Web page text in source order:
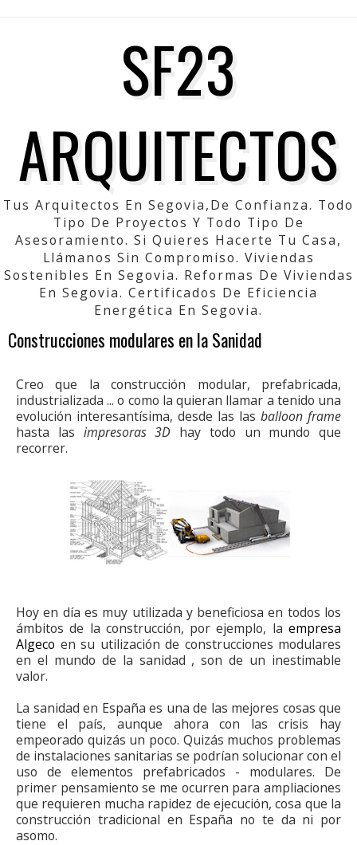
SF23
ARQUITECTOS
Tus Arquitectos En Segovia,de Confianza. Todo
Tipo De Proyectos Y Todo Tipo De
Asesoramiento. Si Quieres Hacerte Tu Casa,
Llámanos Sin Compromiso. Viviendas
Sostenibles En Segovia. Reformas De Viviendas
En Segovia. Certificados De Eficiencia
Energética En Segovia.
Construcciones modulares en la Sanidad
Creo que la construcción modular, prefabricada,
industrializada ... o como la quieran llamar a tenido una
evolución interesantísima, desde las las balloon frame
hasta las impresoras 3D hay todo un mundo que
recorrer.
Hoy en día es muy utilizada y beneficiosa en todos los
ámbitos de la construcción, por ejemplo, la empresa
Algeco en su utilización de construcciones modulares
en el mundo de la sanidad , son de un inestimable
valor.
La sanidad en España es una de las mejores cosas que
tiene el país, aunque ahora con las crisis hay
empeorado quizás un poco. Quizás muchos problemas
de instalaciones sanitarias se podrían solucionar con el
uso de elementos prefabricados - modulares. De
primer pensamiento se me ocurren para ampliaciones
que requieren mucha rapidez de ejecución, cosa que la
construcción tradicional en España no te da ni por
asomo.